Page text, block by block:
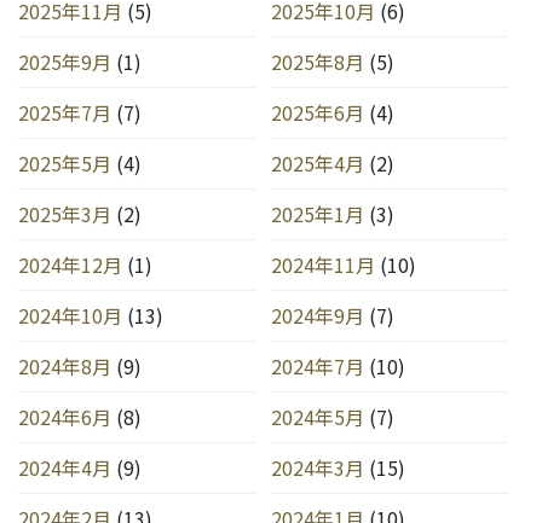
2025年11月 (5) 2025年10月 (6)
2025年9月 (1) 2025年8月 (5)
2025年7月 (7) 2025年6月 (4)
2025年5月 (4) 2025年4月 (2)
2025年3月 (2) 2025年1月 (3)
2024年12月 (1) 2024年11月 (10)
2024年10月 (13) 2024年9月 (7)
2024年8月 (9) 2024年7月 (10)
2024年6月 (8) 2024年5月 (7)
2024年4月 (9) 2024年3月 (15)